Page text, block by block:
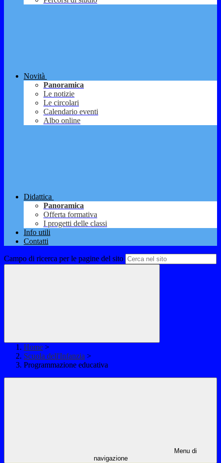
Novità
Panoramica
Le notizie
Le circolari
Calendario eventi
Albo online
Didattica
Panoramica
Offerta formativa
I progetti delle classi
Info utili
Contatti
Campo di ricerca per le pagine del sito
Home >
Scuola dell'Infanzia >
Programmazione educativa
Menu di
navigazione